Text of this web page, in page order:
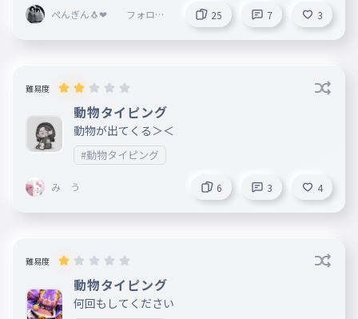
ぺんぎん🐧❤ フォロバ
25 7 3
難易度
動物タイピング
動物が出てくる＞＜
#動物タイピング
み う 6 3 4
難易度
動物タイピング
何回もしてください